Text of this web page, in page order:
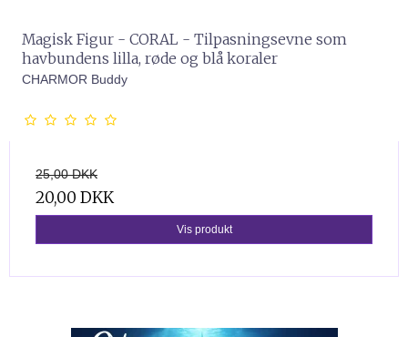
Magisk Figur - CORAL - Tilpasningsevne som
havbundens lilla, røde og blå koraler
CHARMOR Buddy
25,00 DKK
20,00 DKK
Vis produkt